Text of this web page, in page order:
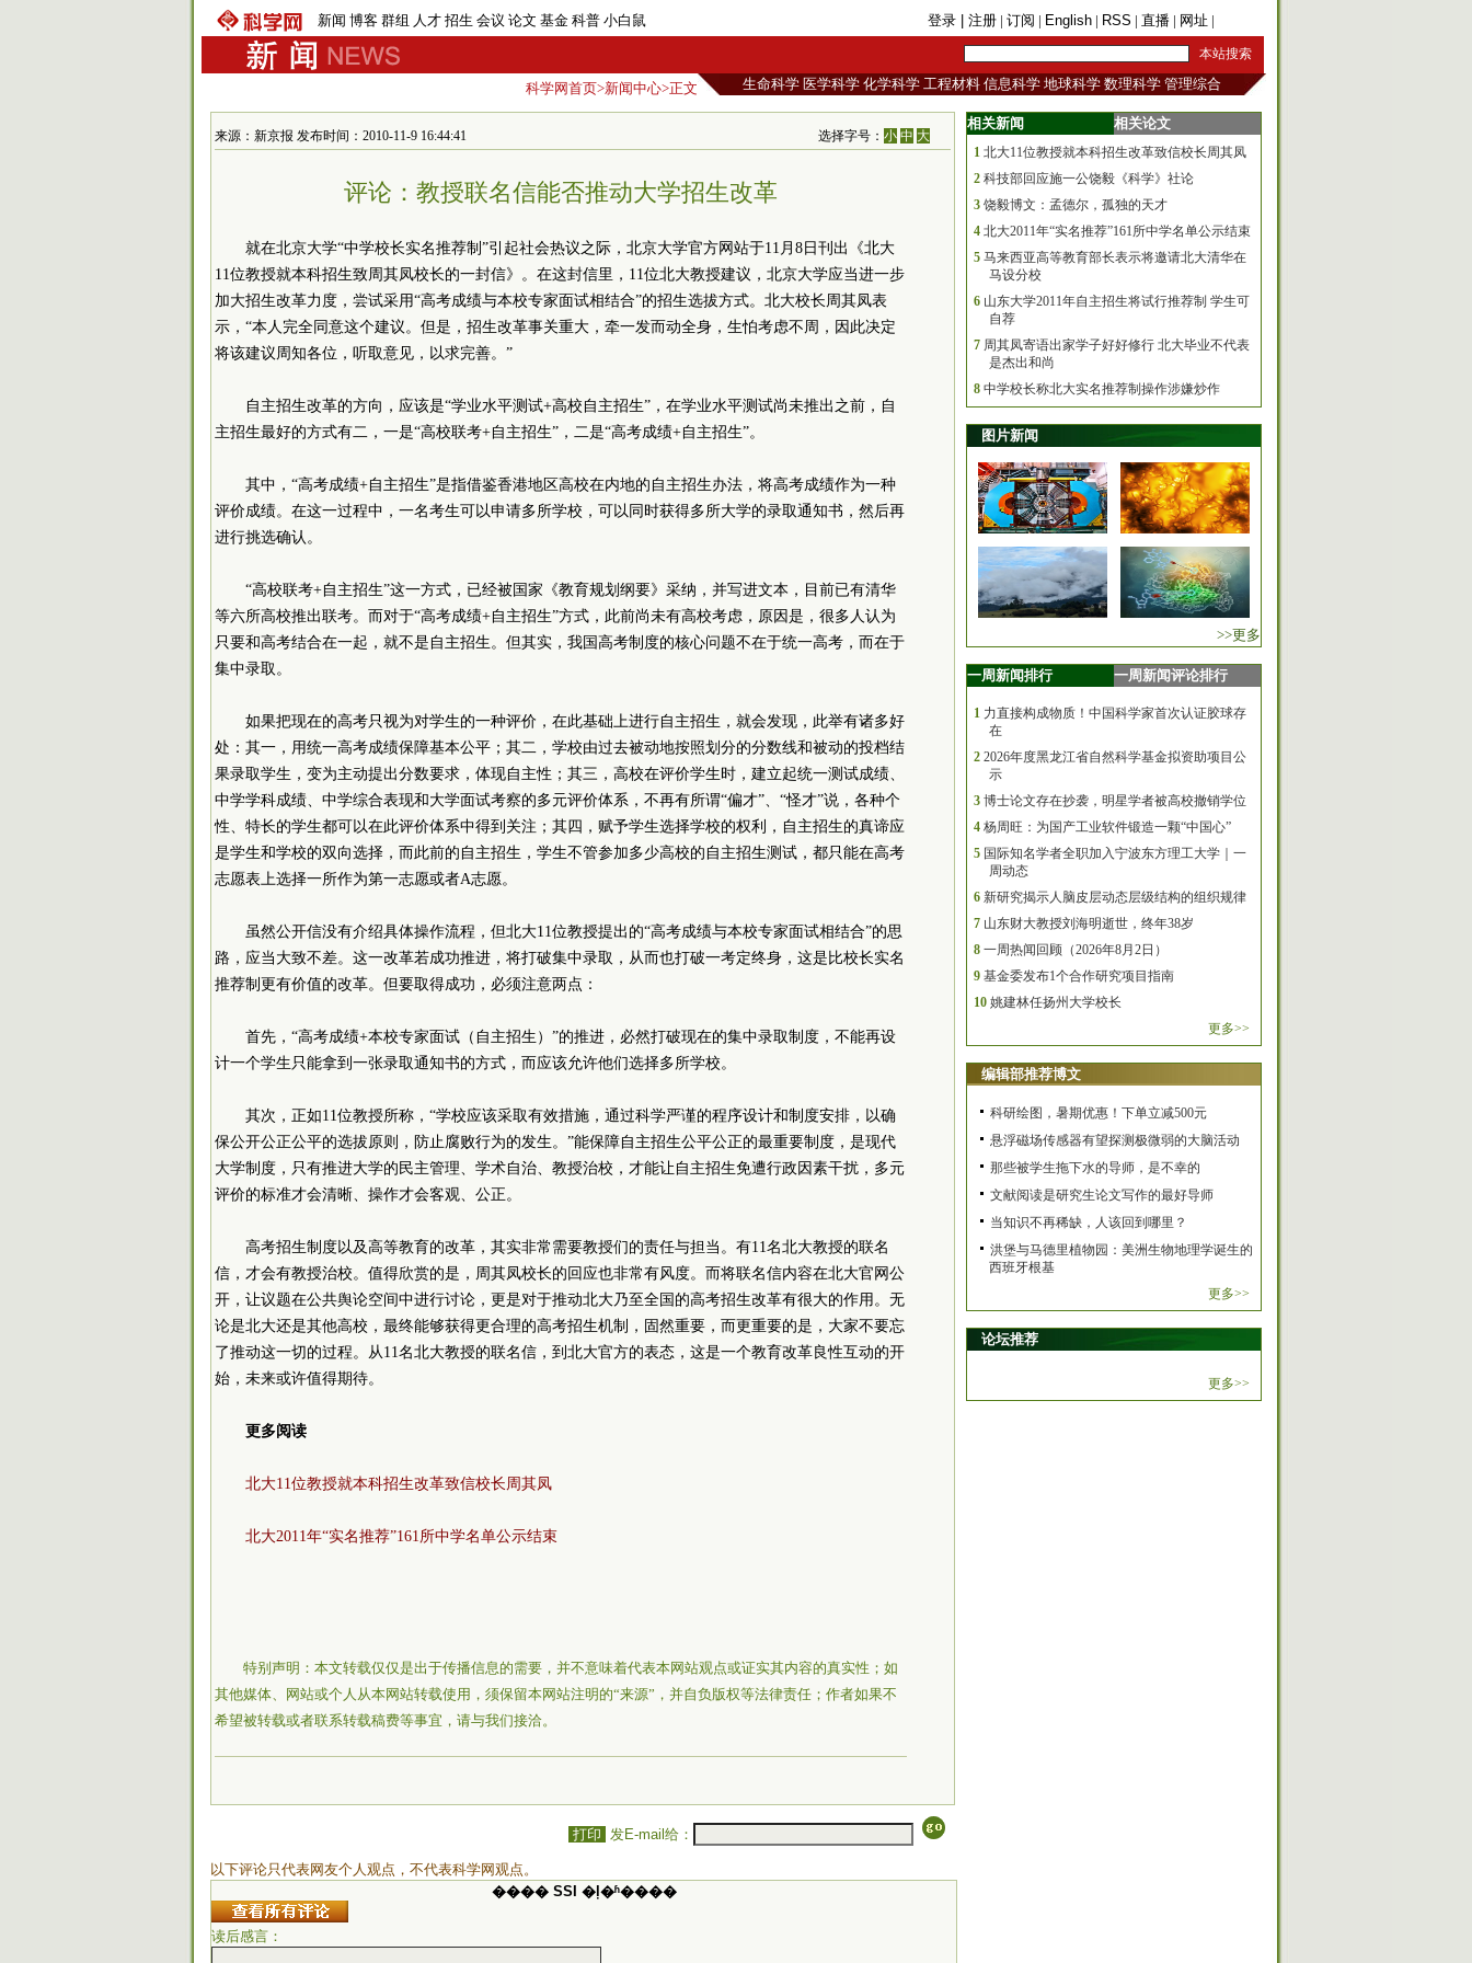
新闻 博客 群组 人才 招生 会议 论文 基金 科普 小白鼠 登录 | 注册 | 订阅 | English | RSS | 直播 | 网址 |
科学网首页>新闻中心>正文 生命科学 医学科学 化学科学 工程材料 信息科学 地球科学 数理科学 管理综合
来源：新京报 发布时间：2010-11-9 16:44:41 选择字号：小 中 大
评论：教授联名信能否推动大学招生改革
就在北京大学“中学校长实名推荐制”引起社会热议之际，北京大学官方网站于11月8日刊出《北大
11位教授就本科招生致周其凤校长的一封信》。在这封信里，11位北大教授建议，北京大学应当进一步
加大招生改革力度，尝试采用“高考成绩与本校专家面试相结合”的招生选拔方式。北大校长周其凤表
示，“本人完全同意这个建议。但是，招生改革事关重大，牵一发而动全身，生怕考虑不周，因此决定
将该建议周知各位，听取意见，以求完善。”
自主招生改革的方向，应该是“学业水平测试+高校自主招生”，在学业水平测试尚未推出之前，自
主招生最好的方式有二，一是“高校联考+自主招生”，二是“高考成绩+自主招生”。
其中，“高考成绩+自主招生”是指借鉴香港地区高校在内地的自主招生办法，将高考成绩作为一种
评价成绩。在这一过程中，一名考生可以申请多所学校，可以同时获得多所大学的录取通知书，然后再
进行挑选确认。
“高校联考+自主招生”这一方式，已经被国家《教育规划纲要》采纳，并写进文本，目前已有清华
等六所高校推出联考。而对于“高考成绩+自主招生”方式，此前尚未有高校考虑，原因是，很多人认为
只要和高考结合在一起，就不是自主招生。但其实，我国高考制度的核心问题不在于统一高考，而在于
集中录取。
如果把现在的高考只视为对学生的一种评价，在此基础上进行自主招生，就会发现，此举有诸多好
处：其一，用统一高考成绩保障基本公平；其二，学校由过去被动地按照划分的分数线和被动的投档结
果录取学生，变为主动提出分数要求，体现自主性；其三，高校在评价学生时，建立起统一测试成绩、
中学学科成绩、中学综合表现和大学面试考察的多元评价体系，不再有所谓“偏才”、“怪才”说，各种个
性、特长的学生都可以在此评价体系中得到关注；其四，赋予学生选择学校的权利，自主招生的真谛应
是学生和学校的双向选择，而此前的自主招生，学生不管参加多少高校的自主招生测试，都只能在高考
志愿表上选择一所作为第一志愿或者A志愿。
虽然公开信没有介绍具体操作流程，但北大11位教授提出的“高考成绩与本校专家面试相结合”的思
路，应当大致不差。这一改革若成功推进，将打破集中录取，从而也打破一考定终身，这是比校长实名
推荐制更有价值的改革。但要取得成功，必须注意两点：
首先，“高考成绩+本校专家面试（自主招生）”的推进，必然打破现在的集中录取制度，不能再设
计一个学生只能拿到一张录取通知书的方式，而应该允许他们选择多所学校。
其次，正如11位教授所称，“学校应该采取有效措施，通过科学严谨的程序设计和制度安排，以确
保公开公正公平的选拔原则，防止腐败行为的发生。”能保障自主招生公平公正的最重要制度，是现代
大学制度，只有推进大学的民主管理、学术自治、教授治校，才能让自主招生免遭行政因素干扰，多元
评价的标准才会清晰、操作才会客观、公正。
高考招生制度以及高等教育的改革，其实非常需要教授们的责任与担当。有11名北大教授的联名
信，才会有教授治校。值得欣赏的是，周其凤校长的回应也非常有风度。而将联名信内容在北大官网公
开，让议题在公共舆论空间中进行讨论，更是对于推动北大乃至全国的高考招生改革有很大的作用。无
论是北大还是其他高校，最终能够获得更合理的高考招生机制，固然重要，而更重要的是，大家不要忘
了推动这一切的过程。从11名北大教授的联名信，到北大官方的表态，这是一个教育改革良性互动的开
始，未来或许值得期待。
更多阅读
北大11位教授就本科招生改革致信校长周其凤
北大2011年“实名推荐”161所中学名单公示结束
特别声明：本文转载仅仅是出于传播信息的需要，并不意味着代表本网站观点或证实其内容的真实性；如
其他媒体、网站或个人从本网站转载使用，须保留本网站注明的“来源”，并自负版权等法律责任；作者如果不
希望被转载或者联系转载稿费等事宜，请与我们接洽。
打印 发E-mail给：
以下评论只代表网友个人观点，不代表科学网观点。
���� SSI �ļ�ʱ����
读后感言：
相关新闻 相关论文
1 北大11位教授就本科招生改革致信校长周其凤
2 科技部回应施一公饶毅《科学》社论
3 饶毅博文：孟德尔，孤独的天才
4 北大2011年“实名推荐”161所中学名单公示结束
5 马来西亚高等教育部长表示将邀请北大清华在
马设分校
6 山东大学2011年自主招生将试行推荐制 学生可
自荐
7 周其凤寄语出家学子好好修行 北大毕业不代表
是杰出和尚
8 中学校长称北大实名推荐制操作涉嫌炒作
图片新闻
>>更多
一周新闻排行 一周新闻评论排行
1 力直接构成物质！中国科学家首次认证胶球存
在
2 2026年度黑龙江省自然科学基金拟资助项目公
示
3 博士论文存在抄袭，明星学者被高校撤销学位
4 杨周旺：为国产工业软件锻造一颗“中国心”
5 国际知名学者全职加入宁波东方理工大学｜一
周动态
6 新研究揭示人脑皮层动态层级结构的组织规律
7 山东财大教授刘海明逝世，终年38岁
8 一周热闻回顾（2026年8月2日）
9 基金委发布1个合作研究项目指南
10 姚建林任扬州大学校长
更多>>
编辑部推荐博文
科研绘图，暑期优惠！下单立减500元
悬浮磁场传感器有望探测极微弱的大脑活动
那些被学生拖下水的导师，是不幸的
文献阅读是研究生论文写作的最好导师
当知识不再稀缺，人该回到哪里？
洪堡与马德里植物园：美洲生物地理学诞生的
西班牙根基
更多>>
论坛推荐
更多>>